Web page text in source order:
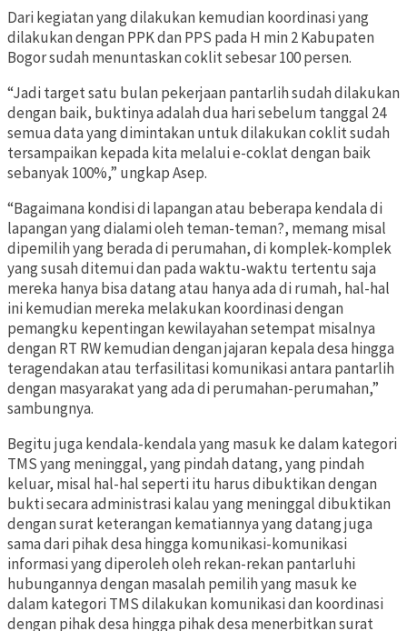
Dari kegiatan yang dilakukan kemudian koordinasi yang
dilakukan dengan PPK dan PPS pada H min 2 Kabupaten
Bogor sudah menuntaskan coklit sebesar 100 persen.
“Jadi target satu bulan pekerjaan pantarlih sudah dilakukan
dengan baik, buktinya adalah dua hari sebelum tanggal 24
semua data yang dimintakan untuk dilakukan coklit sudah
tersampaikan kepada kita melalui e-coklat dengan baik
sebanyak 100%,” ungkap Asep.
“Bagaimana kondisi di lapangan atau beberapa kendala di
lapangan yang dialami oleh teman-teman?, memang misal
dipemilih yang berada di perumahan, di komplek-komplek
yang susah ditemui dan pada waktu-waktu tertentu saja
mereka hanya bisa datang atau hanya ada di rumah, hal-hal
ini kemudian mereka melakukan koordinasi dengan
pemangku kepentingan kewilayahan setempat misalnya
dengan RT RW kemudian dengan jajaran kepala desa hingga
teragendakan atau terfasilitasi komunikasi antara pantarlih
dengan masyarakat yang ada di perumahan-perumahan,”
sambungnya.
Begitu juga kendala-kendala yang masuk ke dalam kategori
TMS yang meninggal, yang pindah datang, yang pindah
keluar, misal hal-hal seperti itu harus dibuktikan dengan
bukti secara administrasi kalau yang meninggal dibuktikan
dengan surat keterangan kematiannya yang datang juga
sama dari pihak desa hingga komunikasi-komunikasi
informasi yang diperoleh oleh rekan-rekan pantarluhi
hubungannya dengan masalah pemilih yang masuk ke
dalam kategori TMS dilakukan komunikasi dan koordinasi
dengan pihak desa hingga pihak desa menerbitkan surat